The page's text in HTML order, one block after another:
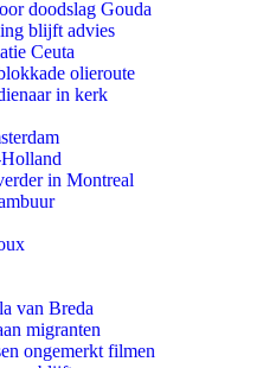
doodslag Gouda
blijft advies
Ceuta
olieroute
in kerk
in Montreal
van Breda
migranten
ongemerkt filmen